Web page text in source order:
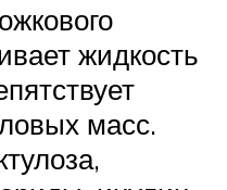
жидкость
масс.